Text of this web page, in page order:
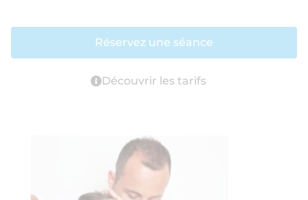
Réservez une séance
Découvrir les tarifs